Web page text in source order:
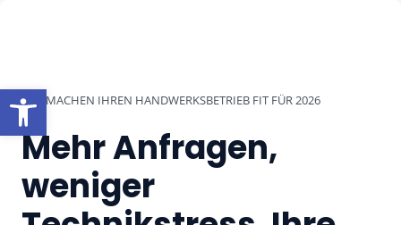
Open toolbar
WIR MACHEN IHREN HANDWERKSBETRIEB FIT FÜR 2026
Mehr Anfragen,
weniger